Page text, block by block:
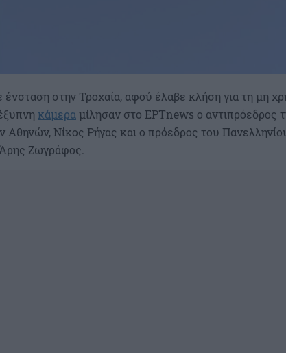
ένσταση στην Τροχαία, αφού έλαβε κλήση για τη μη
κάμεραμίλησαν στο ΕΡΤnews ο αντιπρόεδρος
Νίκος Ρήγας και ο πρόεδρος του
Ζωγράφος.